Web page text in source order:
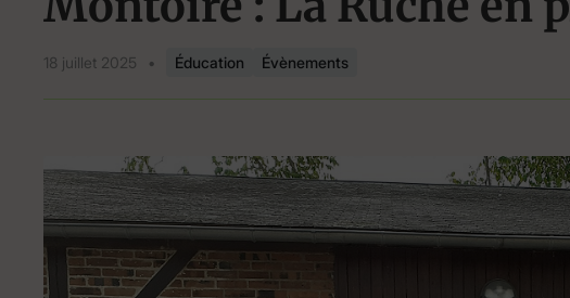
18 juillet 2025 • Éducation Évènements